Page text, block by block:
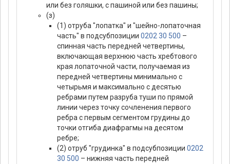
или без голяшки, с пашиной или без пашины;
(з)
(1) отруба "лопатка" и "шейно-лопаточная
часть" в подсубпозиции 0202 30 500 –
спинная часть передней четвертины,
включающая верхнюю часть хребтового
края лопаточной части, получаемая из
передней четвертины минимально с
четырьмя и максимально с десятью
ребрами путем разруба туши по прямой
линии через точку сочленения первого
ребра с первым сегментом грудины до
точки отгиба диафрагмы на десятом
ребре;
(2) отруб "грудинка" в подсубпозиции 0202
30 500 – нижняя часть передней